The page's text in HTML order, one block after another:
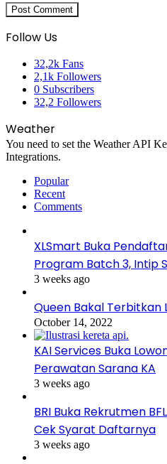
Follow Us
32,2k Fans
2,1k Followers
0 Subscribers
32,2 Followers
Weather
You need to set the Weather API
Integrations.
Popular
Recent
Comments
XLSmart Buka
Program Batch 3, Intip
3 weeks ago
Queen Bakal Terbitkan
October 14, 2022
KAI Services Buka
Perawatan Sarana KA
3 weeks ago
BRI Buka Rekrutmen
Cek Syarat Daftarnya
3 weeks ago